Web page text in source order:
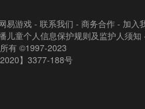
易游戏 - 联系我们 - 商务合作 - 加入
儿童个人信息保护规则及监护人须知
有 ©1997-2023
】3377-188号